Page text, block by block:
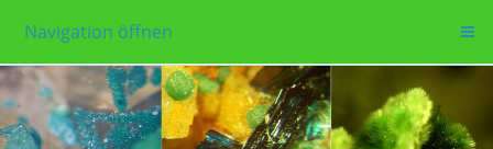
Navigation öffnen